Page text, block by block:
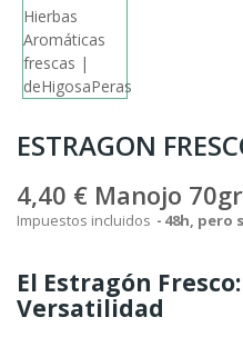
ESTRAGON
4,40 € Manojo
Impuestos incluidos 48h, pero
El Estragón
Versatilidad